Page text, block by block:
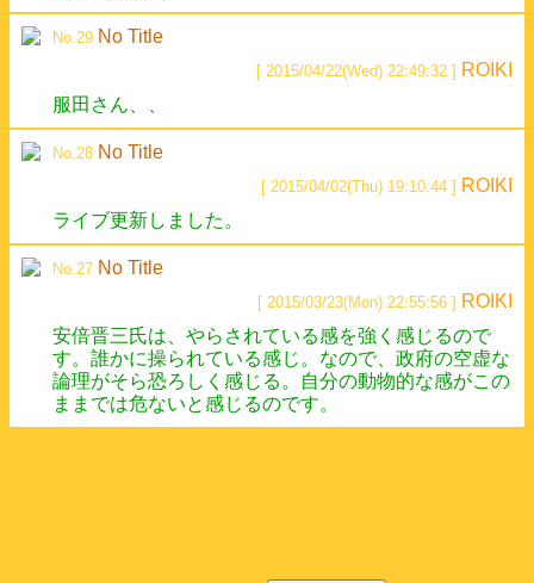
No.29 No Title
[ 2015/04/22(Wed) 22:49:32 ] ROIKI
服田さん、、
No.28 No Title
[ 2015/04/02(Thu) 19:10:44 ] ROIKI
ライブ更新しました。
No.27 No Title
[ 2015/03/23(Mon) 22:55:56 ] ROIKI
安倍晋三氏は、やらされている感を強く感じるので
す。誰かに操られている感じ。なので、政府の空虚な
論理がそら恐ろしく感じる。自分の動物的な感がこの
ままでは危ないと感じるのです。